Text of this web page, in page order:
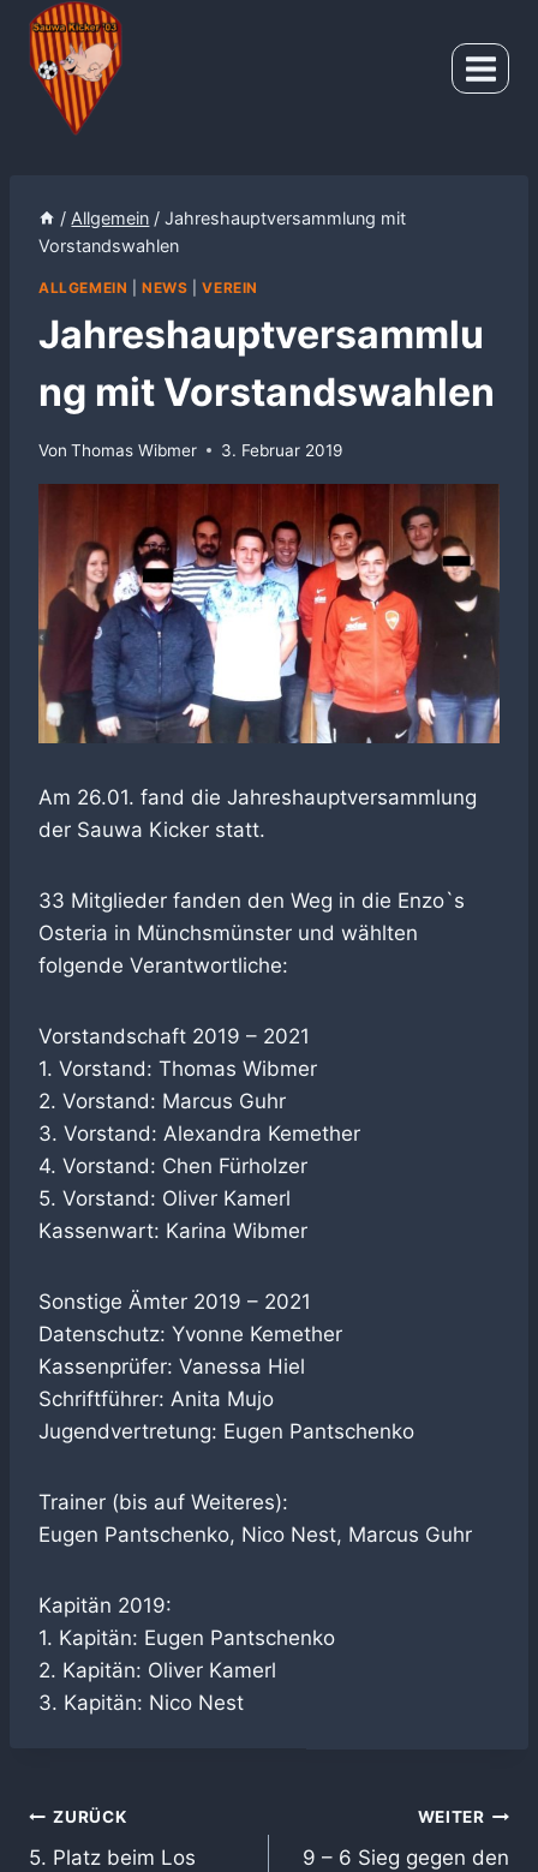
Zum
Inhalt
springen
/ Allgemein / Jahreshauptversammlung mit
Vorstandswahlen
ALLGEMEIN |NEWS |VEREIN
Jahreshauptversammlu
ng mit Vorstandswahlen
Von Thomas Wibmer 3. Februar 2019
Am 26.01. fand die Jahreshauptversammlung
der Sauwa Kicker statt.
33 Mitglieder fanden den Weg in die Enzo`s
Osteria in Münchsmünster und wählten
folgende Verantwortliche:
Vorstandschaft 2019 – 2021
1. Vorstand: Thomas Wibmer
2. Vorstand: Marcus Guhr
3. Vorstand: Alexandra Kemether
4. Vorstand: Chen Fürholzer
5. Vorstand: Oliver Kamerl
Kassenwart: Karina Wibmer
Sonstige Ämter 2019 – 2021
Datenschutz: Yvonne Kemether
Kassenprüfer: Vanessa Hiel
Schriftführer: Anita Mujo
Jugendvertretung: Eugen Pantschenko
Trainer (bis auf Weiteres):
Eugen Pantschenko, Nico Nest, Marcus Guhr
Kapitän 2019:
1. Kapitän: Eugen Pantschenko
2. Kapitän: Oliver Kamerl
3. Kapitän: Nico Nest
Beitragsnavigation
ZURÜCK
5. Platz beim Los
WEITER
9 – 6 Sieg gegen den